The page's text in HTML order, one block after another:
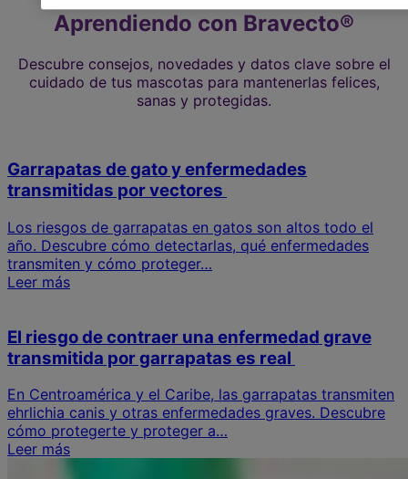
Aprendiendo con Bravecto®
Descubre consejos, novedades y datos clave sobre el
cuidado de tus mascotas para mantenerlas felices,
sanas y protegidas.
Garrapatas de gato y enfermedades
transmitidas por vectores
Los riesgos de garrapatas en gatos son altos todo el
año. Descubre cómo detectarlas, qué enfermedades
transmiten y cómo proteger…
Leer más
El riesgo de contraer una enfermedad grave
transmitida por garrapatas es real
En Centroamérica y el Caribe, las garrapatas transmiten
ehrlichia canis y otras enfermedades graves. Descubre
cómo protegerte y proteger a…
Leer más